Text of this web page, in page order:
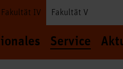
Fakultät IV Fakultät V
Service